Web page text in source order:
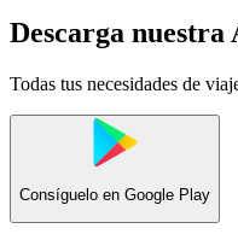
Descarga nuestra
Todas tus necesidades de
Consíguelo en Google Play